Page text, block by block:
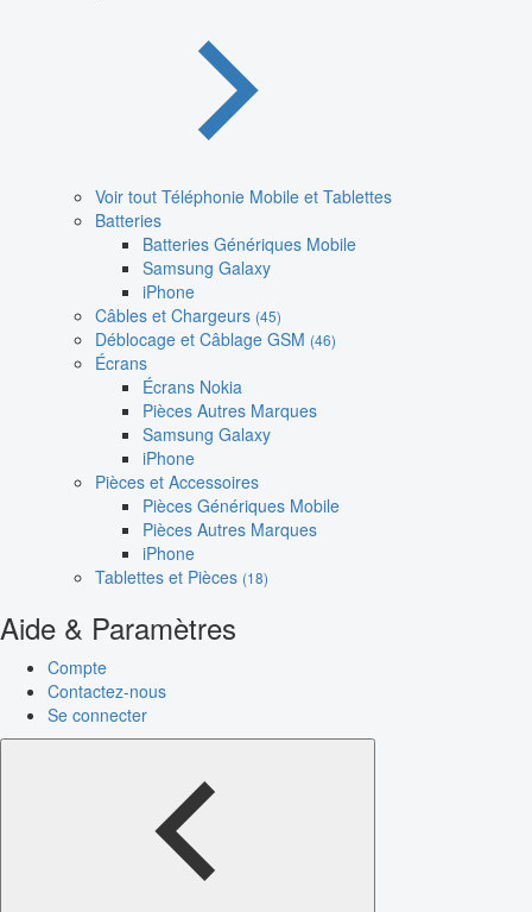
Voir tout Téléphonie Mobile et Tablettes
Batteries
Batteries Génériques Mobile
Samsung Galaxy
iPhone
Câbles et Chargeurs (45)
Déblocage et Câblage GSM (46)
Écrans
Écrans Nokia
Pièces Autres Marques
Samsung Galaxy
iPhone
Pièces et Accessoires
Pièces Génériques Mobile
Pièces Autres Marques
iPhone
Tablettes et Pièces (18)
Aide & Paramètres
Compte
Contactez-nous
Se connecter